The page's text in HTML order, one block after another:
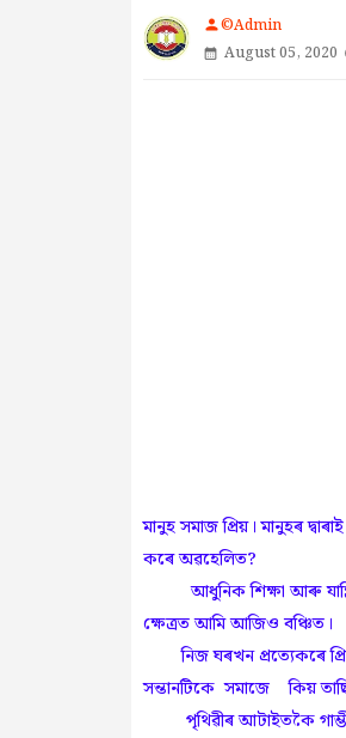
person©Admin
August 05, 2020
মানুহ সমাজ প্ৰিয়। মানুহৰ
কৰে অৱহেলিত?
আধুনিক শিক্ষা আৰু
ক্ষেত্ৰত আমি আজিও বঞ্চিত।
নিজ ঘৰখন প্ৰত্যেকৰে
সন্তানটিকে সমাজে কিয়
পৃথিৱীৰ আটাইতকৈ